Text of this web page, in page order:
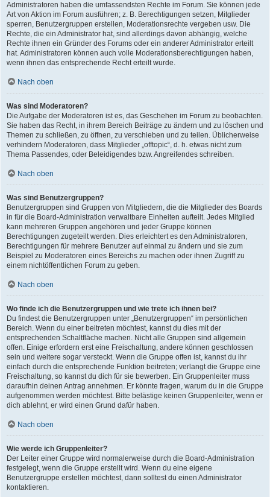
Administratoren haben die umfassendsten Rechte im Forum. Sie können jede
Art von Aktion im Forum ausführen; z. B. Berechtigungen setzen, Mitglieder
sperren, Benutzergruppen erstellen, Moderationsrechte vergeben usw. Die
Rechte, die ein Administrator hat, sind allerdings davon abhängig, welche
Rechte ihnen ein Gründer des Forums oder ein anderer Administrator erteilt
hat. Administratoren können auch volle Moderationsberechtigungen haben,
wenn ihnen das entsprechende Recht erteilt wurde.
Nach oben
Was sind Moderatoren?
Die Aufgabe der Moderatoren ist es, das Geschehen im Forum zu beobachten.
Sie haben das Recht, in ihrem Bereich Beiträge zu ändern und zu löschen und
Themen zu schließen, zu öffnen, zu verschieben und zu teilen. Üblicherweise
verhindern Moderatoren, dass Mitglieder „offtopic“, d. h. etwas nicht zum
Thema Passendes, oder Beleidigendes bzw. Angreifendes schreiben.
Nach oben
Was sind Benutzergruppen?
Benutzergruppen sind Gruppen von Mitgliedern, die die Mitglieder des Boards
in für die Board-Administration verwaltbare Einheiten aufteilt. Jedes Mitglied
kann mehreren Gruppen angehören und jeder Gruppe können
Berechtigungen zugeteilt werden. Dies erleichtert es den Administratoren,
Berechtigungen für mehrere Benutzer auf einmal zu ändern und sie zum
Beispiel zu Moderatoren eines Bereichs zu machen oder ihnen Zugriff zu
einem nichtöffentlichen Forum zu geben.
Nach oben
Wo finde ich die Benutzergruppen und wie trete ich ihnen bei?
Du findest die Benutzergruppen unter „Benutzergruppen“ im persönlichen
Bereich. Wenn du einer beitreten möchtest, kannst du dies mit der
entsprechenden Schaltfläche machen. Nicht alle Gruppen sind allgemein
offen. Einige erfordern erst eine Freischaltung, andere können geschlossen
sein und weitere sogar versteckt. Wenn die Gruppe offen ist, kannst du ihr
einfach durch die entsprechende Funktion beitreten; verlangt die Gruppe eine
Freischaltung, so kannst du dich für sie bewerben. Ein Gruppenleiter muss
daraufhin deinen Antrag annehmen. Er könnte fragen, warum du in die Gruppe
aufgenommen werden möchtest. Bitte belästige keinen Gruppenleiter, wenn er
dich ablehnt, er wird einen Grund dafür haben.
Nach oben
Wie werde ich Gruppenleiter?
Der Leiter einer Gruppe wird normalerweise durch die Board-Administration
festgelegt, wenn die Gruppe erstellt wird. Wenn du eine eigene
Benutzergruppe erstellen möchtest, dann solltest du einen Administrator
kontaktieren.